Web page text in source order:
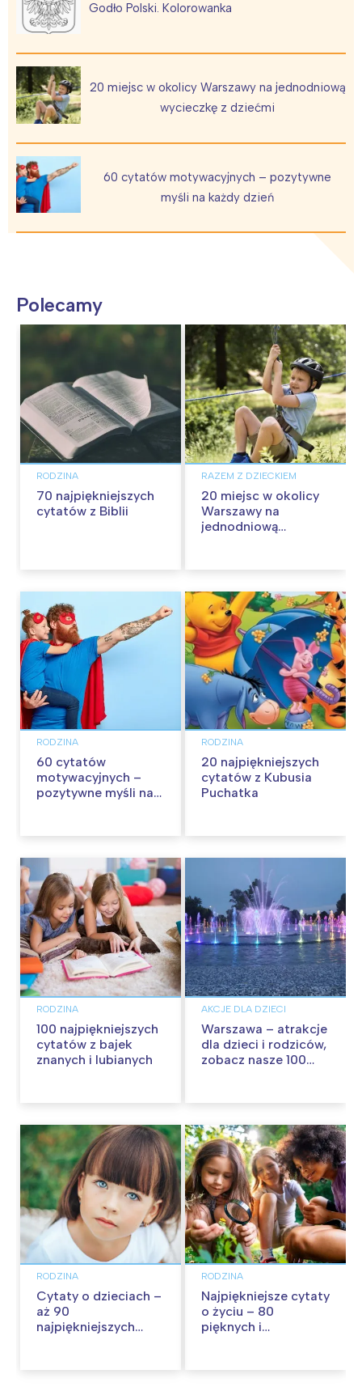
Godło Polski. Kolorowanka
20 miejsc w okolicy Warszawy na jednodniową
wycieczkę z dziećmi
60 cytatów motywacyjnych – pozytywne
myśli na każdy dzień
Polecamy
RODZINA
70 najpiękniejszych
cytatów z Biblii
RAZEM Z DZIECKIEM
20 miejsc w okolicy
Warszawy na
jednodniową
RODZINA
60 cytatów
motywacyjnych –
pozytywne myśli na
RODZINA
20 najpiękniejszych
cytatów z Kubusia
Puchatka
RODZINA
100 najpiękniejszych
cytatów z bajek
znanych i lubianych
AKCJE DLA DZIECI
Warszawa – atrakcje
dla dzieci i rodziców,
zobacz nasze 100
RODZINA
Cytaty o dzieciach –
aż 90
najpiękniejszych
RODZINA
Najpiękniejsze cytaty
o życiu – 80
pięknych i